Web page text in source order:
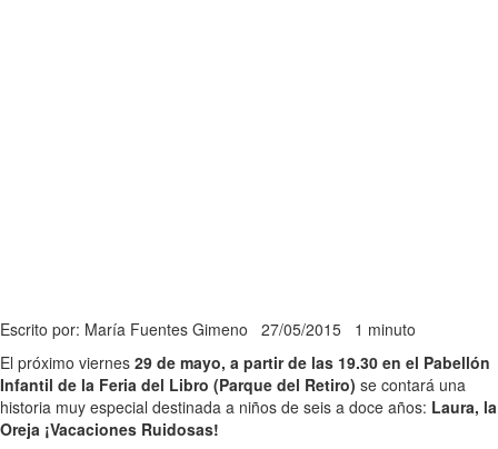
Escrito por: María Fuentes Gimeno 27/05/2015 1 minuto
El próximo viernes 29 de mayo, a partir de las 19.30 en el Pabellón
Infantil de la Feria del Libro (Parque del Retiro) se contará una
historia muy especial destinada a niños de seis a doce años: Laura, la
Oreja ¡Vacaciones Ruidosas!